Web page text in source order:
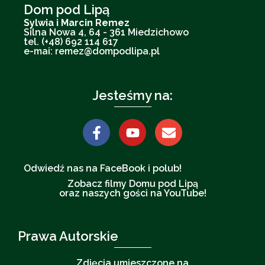
Dom pod Lipą
Sylwia i Marcin Remez
Silna Nowa 4, 64 - 361 Miedzichowo
tel. (+48) 692 114 617
e-mai: remez@dompodlipa.pl
Jesteśmy na:
Odwiedź nas na FaceBook i polub!
Zobacz filmy Domu pod Lipą
oraz naszych gości na YouTube!
Prawa Autorskie